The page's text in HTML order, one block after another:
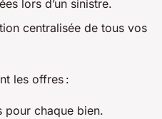
lors d’un sinistre.
centralisée de tous vos
les offres :
pour chaque bien.